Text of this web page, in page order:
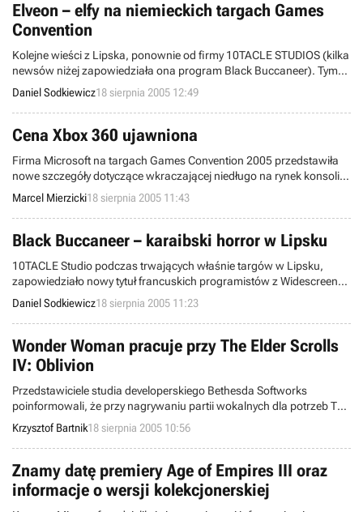
posiadacze wszystkich popularniejszych platform - PS2, Xbox, PC i
PSP. Wydawca nie podał jeszcze planowanej ceny produktu.
Elveon – elfy na niemieckich targach Games
Convention
Kolejne wieści z Lipska, ponownie od firmy 10TACLE STUDIOS (kilka
newsów niżej zapowiedziała ona program Black Buccaneer). Tym
razem zaanonsowano grę akcji z elementami RPG o nazwie Elveon,
przeznaczoną na konsole nowej generacji. Premiera programu
dopiero latem 2007.
Daniel Sodkiewicz18 sierpnia 2005 12:49
Cena Xbox 360 ujawniona
Firma Microsoft na targach Games Convention 2005 przedstawiła
nowe szczegóły dotyczące wkraczającej niedługo na rynek konsoli
Xbox 360. Jedną z najważniejszych informacji jest cena, która dla
wersji podstawowej – tak zwany Xbox Core System - wyniesie 299
Euro (1200 PLN), a dla wersji rozszerzonej 399 Euro (1600 PLN).
Marcel Mierzicki18 sierpnia 2005 11:43
Black Buccaneer – karaibski horror w Lipsku
10TACLE Studio podczas trwających właśnie targów w Lipsku,
zapowiedziało nowy tytuł francuskich programistów z Widescreen
Games. Jest nim gra Black Buccaneer, horror z dużą dawką akcji i
domieszką przygodówki, której fabuła przeniesie nas kilka wieków
wstecz na Karaiby. Program zostanie wydany na platformy: PC,
Xbox i PS2, już w drugim kwartale 2006.
Daniel Sodkiewicz18 sierpnia 2005 11:23
Wonder Woman pracuje przy The Elder Scrolls
IV: Oblivion
Przedstawiciele studia developerskiego Bethesda Softworks
poinformowali, że przy nagrywaniu partii wokalnych dla potrzeb The
Elder Scrolls IV: Oblivion zatrudniono aktorkę Lyndę Carter. Taki, a
nie inny tytuł niniejszej wiadomości ma oczywiście swoje
uzasadnienie.
Krzysztof Bartnik18 sierpnia 2005 10:56
Znamy datę premiery Age of Empires III oraz
informacje o wersji kolekcjonerskiej